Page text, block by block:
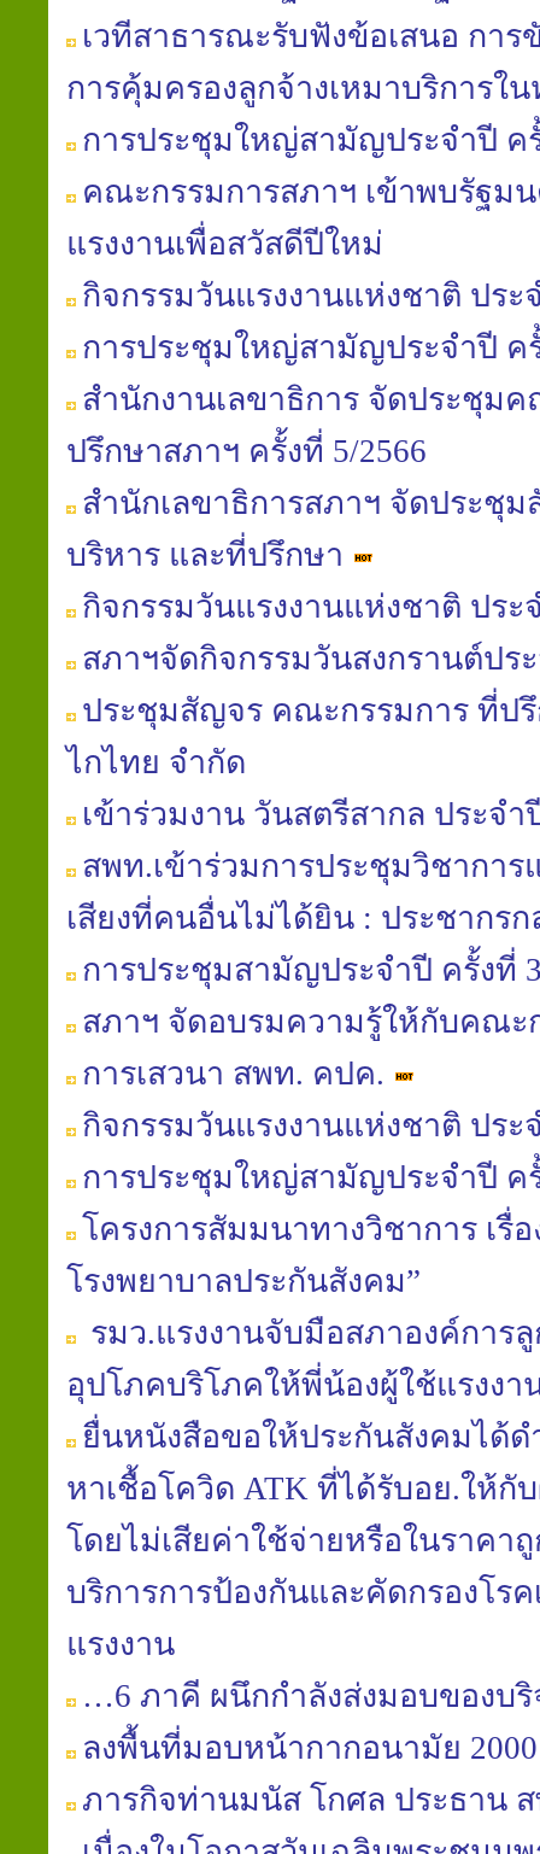
เวทีสาธารณะรับฟังข้อเสนอ การ
การคุ้มครองลูกจ้างเหมาบริการใ
การประชุมใหญ่สามัญประจำปี ค
คณะกรรมการสภาฯ เข้าพบรัฐมน
แรงงานเพื่อสวัสดีปีใหม่
กิจกรรมวันแรงงานแห่งชาติ ประ
การประชุมใหญ่สามัญประจำปี ค
สำนักงานเลขาธิการ จัดประชุม
ปรึกษาสภาฯ ครั้งที่ 5/2566
สำนักเลขาธิการสภาฯ จัดประชุ
บริหาร และที่ปรึกษา
กิจกรรมวันแรงงานแห่งชาติ ประ
สภาฯจัดกิจกรรมวันสงกรานต์ปร
ประชุมสัญจร คณะกรรมการ ที่ป
ไกไทย จำกัด
เข้าร่วมงาน วันสตรีสากล ประจำ
สพท.เข้าร่วมการประชุมวิชาการ
เสียงที่คนอื่นไม่ได้ยิน : ประชากรก
การประชุมสามัญประจำปี ครั้งที่
สภาฯ จัดอบรมความรู้ให้กับคณะ
การเสวนา สพท. คปค.
กิจกรรมวันแรงงานแห่งชาติ ประ
การประชุมใหญ่สามัญประจำปี ค
โครงการสัมมนาทางวิชาการ เรื่
โรงพยาบาลประกันสังคม”
รมว.แรงงานจับมือสภาองค์การ
อุปโภคบริโภคให้พี่น้องผู้ใช้แรงง
ยื่นหนังสือขอให้ประกันสังคมได้
หาเชื้อโควิด ATK ที่ได้รับอย.ให้กั
โดยไม่เสียค่าใช้จ่ายหรือในราคา
บริการการป้องกันและคัดกรองโร
แรงงาน
…6 ภาคี ผนึกกำลังส่งมอบของบ
ลงพื้นที่มอบหน้ากากอนามัย
ภารกิจท่านมนัส โกศล ประธาน